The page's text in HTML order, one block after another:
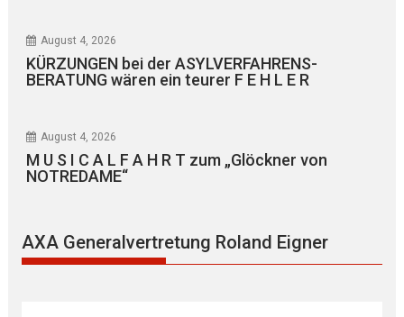
August 4, 2026
KÜRZUNGEN bei der ASYLVERFAHRENS-
BERATUNG wären ein teurer F E H L E R
August 4, 2026
M U S I C A L F A H R T zum „Glöckner von
NOTREDAME“
AXA Generalvertretung Roland Eigner